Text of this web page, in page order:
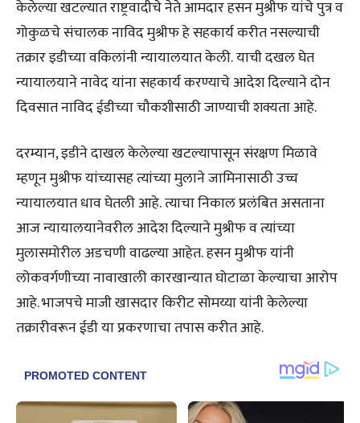
केलेल्या खटल्यात राष्ट्रवादीचे नेते आमदार हसन मुश्रीफ यांचे पुत्र व
गोकुळचे संचालक नाविद मुश्रीफ हे सहकार्य करीत नसल्याची
तक्रार इडीच्या वकिलांनी न्यायालयात केली. याची दखल घेत
न्यायालयाने नावेद यांना सहकार्य करण्याचे आदेश दिल्याने दोन
दिवसात नाविद ईडीच्या चौकशीसाठी जाण्याची शक्यता आहे.
दरम्यान, इडीने दाखल केलेल्या खटल्यापासून संरक्षण मिळावे
म्हणून मुश्रीफ यांच्यासह त्यांच्या मुलाने जामिनासाठी उच्च
न्यायालयात धाव घेतली आहे. त्याचा निकाल प्रलंबित असताना
आज न्यायालयानेवरील आदेश दिल्याने मुश्रीफ व त्यांच्या
मुलासमोरील अडचणी वाढल्या आहेत. हसन मुश्रीफ यांनी
लोकवर्गणीच्या नावाखाली कारखान्यात घोटाळा केल्याचा आरोप
आहे. भाजपचे माजी खासदार किरीट सोमय्या यांनी केलेल्या
तक्रारीवरून ईडी या प्रकरणाचा तपास करीत आहे.